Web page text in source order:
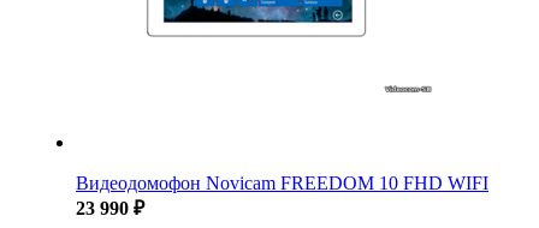
Видеодомофон Novicam FREEDOM 10 FHD WIFI
23 990 ₽